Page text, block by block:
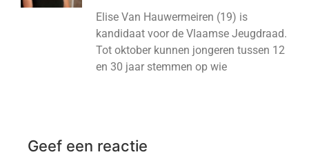
Elise Van Hauwermeiren (19) is
kandidaat voor de Vlaamse Jeugdraad.
Tot oktober kunnen jongeren tussen 12
en 30 jaar stemmen op wie
Geef een reactie